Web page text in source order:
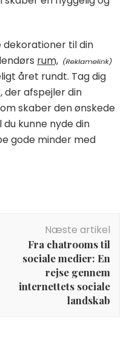
dekorationer til din
rum,
året rundt. Tag dig
afspejler din
skaber den ønskede
kunne nyde din
gode minder med
Næste artikel
Fra chatrooms til
sociale medier: En
rejse gennem
internettets sociale
landskab